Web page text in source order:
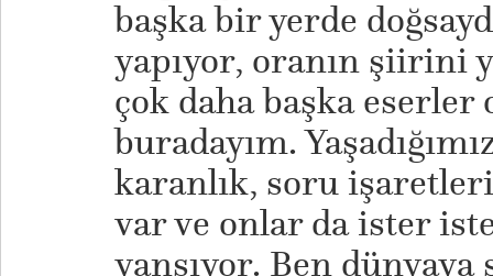
başka bir yerde
yapıyor, oranın şiirini
çok daha başka eserler
buradayım.
karanlık, soru
var ve onlar da ister
yansıyor. Ben